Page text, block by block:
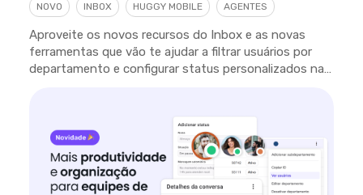
NOVO INBOX HUGGY MOBILE AGENTES
Aproveite os novos recursos do Inbox e as novas
ferramentas que vão te ajudar a filtrar usuários por
departamento e configurar status personalizados na